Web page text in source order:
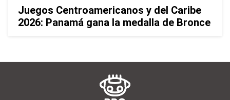
Juegos Centroamericanos y del Caribe
2026: Panamá gana la medalla de Bronce